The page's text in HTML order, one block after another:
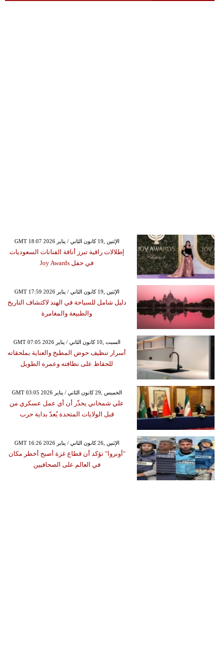
GMT 18:07 2026 الإثنين ,19 كانون الثاني / يناير
إطلالات راقية تبرز أناقة الفنانات السعوديات
في حفل Joy Awards
GMT 17:59 2026 الإثنين ,19 كانون الثاني / يناير
دليل شامل للسياحة في الهند لاكتشاف التاريخ
والطبيعة والمغامرة
GMT 07:05 2026 السبت ,10 كانون الثاني / يناير
أسرار تنظيف حوض المطبخ والعناية بملحقاته
للحفاظ على نظافته وعمره الطويل
GMT 03:05 2026 الخميس ,29 كانون الثاني / يناير
علي شمخاني يحذّر أن أي عمل عسكري من
قبل الولايات المتحدة يُعدّ بداية حرب
GMT 16:26 2026 الإثنين ,26 كانون الثاني / يناير
"أونروا" تؤكد أن قطاع غزة أصبح أخطر مكان
في العالم على الصحافيين